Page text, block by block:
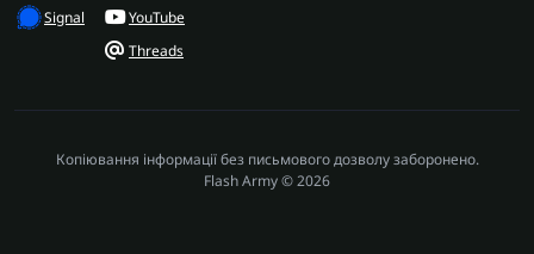
Signal
YouTube
Threads
Копіювання інформації без письмового дозволу заборонено.
Flash Army © 2026